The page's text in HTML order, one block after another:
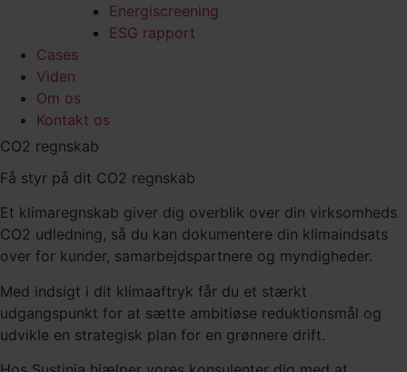
Energiscreening
ESG rapport
Cases
Viden
Om os
Kontakt os
CO2 regnskab
Få styr på dit CO2 regnskab
Et klimaregnskab giver dig overblik over din virksomheds
CO2 udledning, så du kan dokumentere din klimaindsats
over for kunder, samarbejdspartnere og myndigheder.
Med indsigt i dit klimaaftryk får du et stærkt
udgangspunkt for at sætte ambitiøse reduktionsmål og
udvikle en strategisk plan for en grønnere drift.